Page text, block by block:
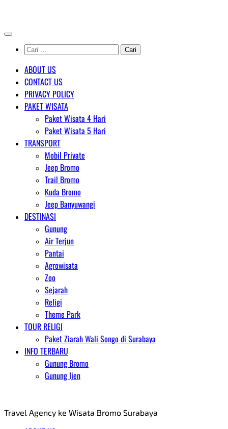
content
Cari
untuk:
ABOUT US
CONTACT US
PRIVACY POLICY
PAKET WISATA
Paket Wisata 4 Hari
Paket Wisata 5 Hari
TRANSPORT
Mobil Private
Jeep Bromo
Trail Bromo
Kuda Bromo
Jeep Banyuwangi
DESTINASI
Gunung
Air Terjun
Pantai
Agrowisata
Zoo
Sejarah
Religi
Theme Park
TOUR RELIGI
Paket Ziarah Wali Songo di Surabaya
INFO TERBARU
Gunung Bromo
Gunung Ijen
Travel Agency ke Wisata Bromo Surabaya